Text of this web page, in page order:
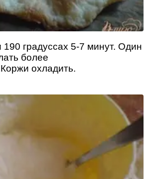
190 градуссах 5-7 минут. Один
более
охладить.